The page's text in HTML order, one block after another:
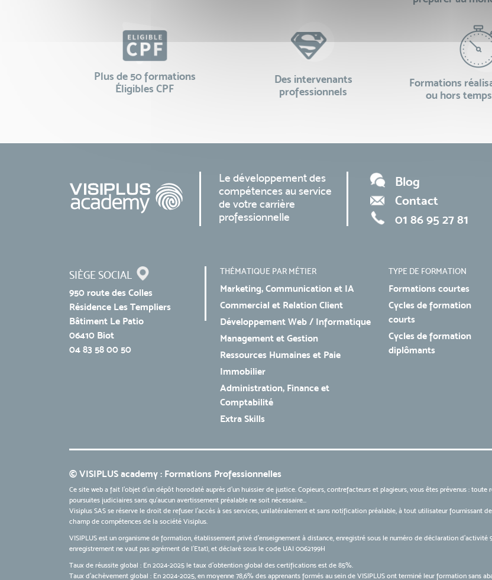
Plus de 50 formations
Éligibles CPF
Des intervenants
professionnels
Formations
ou hors
Le développement des
compétences au service
de votre carrière
professionnelle
Blog
Contact
01 86 95 27 81
SIÈGE SOCIAL
950 route des Colles
Résidence Les Templiers
Bâtiment Le Patio
06410 Biot
04 83 58 00 50
THÉMATIQUE PAR MÉTIER
Marketing, Communication et IA
Commercial et Relation Client
Développement Web / Informatique
Management et Gestion
Ressources Humaines et Paie
Immobilier
Administration, Finance et
Comptabilité
Extra Skills
TYPE DE FORMATION
Formations courtes
Cycles de formation
courts
Cycles de formation
diplômants
© VISIPLUS academy : Formations Professionnelles
Ce site web a fait l'objet d'un dépôt horodaté auprès d'un huissier de justice. Copieurs, contrefacteurs et plagieurs, vous êtes prévenus :
poursuites judiciaires sans qu’aucun avertissement préalable ne soit nécessaire...
Visiplus SAS se réserve le droit de refuser l'accès à ses services, unilatéralement et sans notification préalable, à tout utilisateur fournissant
champ de compétences de la société Visiplus.
VISIPLUS est un organisme de formation, établissement privé d’enseignement à distance, enregistré sous le numéro de déclaration d’activité
enregistrement ne vaut pas agrément de l’Etat), et déclaré sous le code UAI 0062199H
Taux de réussite global : En 2024-2025 le taux d'obtention global des certifications est de 85%.
Taux d’achèvement global : En 2024-2025, en moyenne 78,6% des apprenants formés au sein de VISIPLUS ont terminé leur formation sans